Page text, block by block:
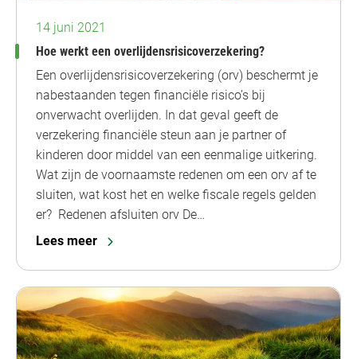
14 juni 2021
Hoe werkt een overlijdensrisicoverzekering?
Een overlijdensrisicoverzekering (orv) beschermt je
nabestaanden tegen financiële risico’s bij
onverwacht overlijden. In dat geval geeft de
verzekering financiële steun aan je partner of
kinderen door middel van een eenmalige uitkering.
Wat zijn de voornaamste redenen om een orv af te
sluiten, wat kost het en welke fiscale regels gelden
er? Redenen afsluiten orv De…
Lees meer